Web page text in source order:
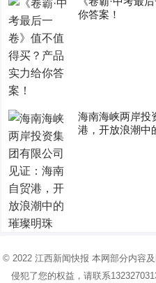
你答案！
海南海峡两岸投
港，开放浪潮中
© 2022 江西新闻快报 本网部分内容
侵犯了您的权益，请联系